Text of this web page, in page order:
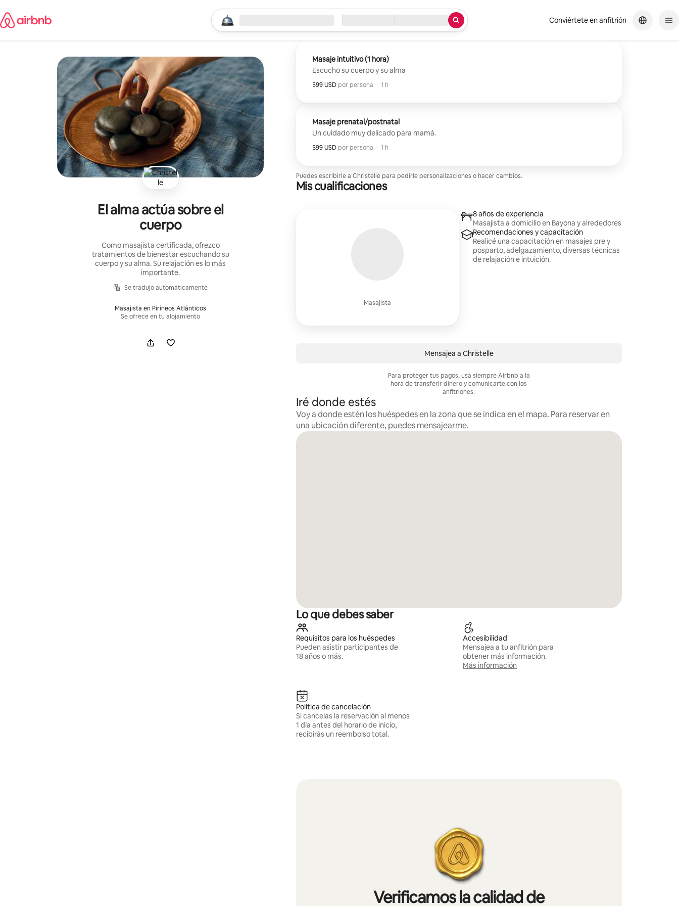
el
contenido
Empieza la búsqueda
Ubicación Llegada / Salida Conviértete en anfitrión
El alma actúa sobre el
cuerpo
Como masajista certificada, ofrezco
tratamientos de bienestar escuchando su
cuerpo y su alma. Su relajación es lo más
importante.
Se tradujo automáticamente
Masajista en Pirineos Atlánticos
Se ofrece en tu alojamiento
Masaje intuitivo (1 hora)
Escucho su cuerpo y su alma
$99 USD por persona
$99 USD por huésped
, · 1 h
Masaje prenatal/postnatal
Un cuidado muy delicado para mamá.
$99 USD por persona
$99 USD por huésped
, · 1 h
Puedes escribirle a Christelle para pedirle personalizaciones o hacer cambios.
Mis cualificaciones
Masajista
8 años de experiencia
Masajista a domicilio en Bayona y alrededores
Recomendaciones y capacitación
Realicé una capacitación en masajes pre y
posparto, adelgazamiento, diversas técnicas
de relajación e intuición.
Mensajea a Christelle
Para proteger tus pagos, usa siempre Airbnb a la
hora de transferir dinero y comunicarte con los
anfitriones.
Iré donde estés
Voy a donde estén los huéspedes en la zona que se indica en el mapa. Para reservar en
una ubicación diferente, puedes mensajearme.
Lo que debes saber
Requisitos para los huéspedes
Pueden asistir participantes de
18 años o más.
Accesibilidad
Mensajea a tu anfitrión para
obtener más información.
Más información
Política de cancelación
Si cancelas la reservación al menos
1 día antes del horario de inicio,
recibirás un reembolso total.
Verificamos la calidad de